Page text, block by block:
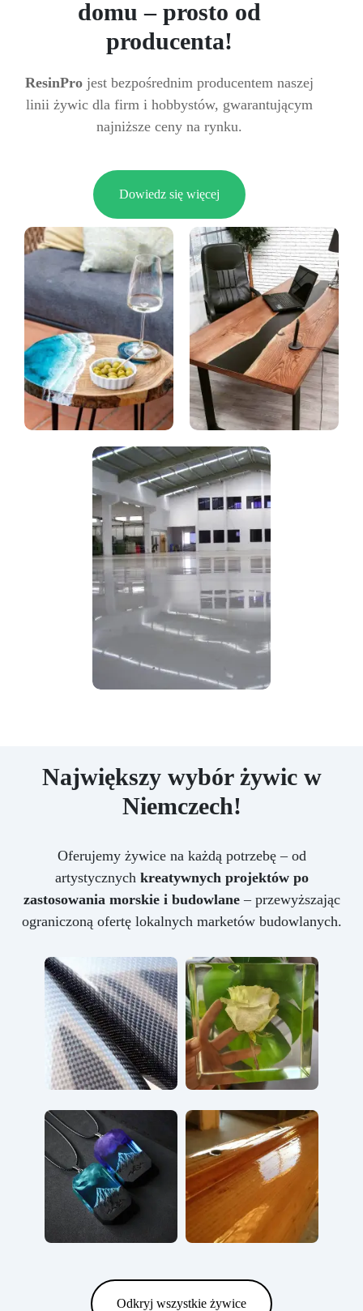
domu – prosto od
producenta!
ResinPro jest bezpośrednim producentem naszej
linii żywic dla firm i hobbystów, gwarantującym
najniższe ceny na rynku.
Dowiedz się więcej
Największy wybór żywic w
Niemczech!
Oferujemy żywice na każdą potrzebę – od
artystycznych kreatywnych projektów po
zastosowania morskie i budowlane– przewyższając
ograniczoną ofertę lokalnych marketów budowlanych.
Odkryj wszystkie żywice